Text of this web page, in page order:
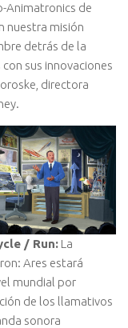
Animatronics de
nuestra misión
detrás de la
sus innovaciones
directora
/ Run: La
Ares estará
mundial por
de los llamativos
sonora